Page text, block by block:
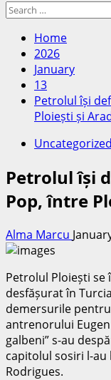
Search
Home
2026
January
13
Petrolul își
Ploiești și
Uncategorized
Petrolul își
Pop, între
Alma Marcu
Petrolul Ploiești
desfășurat în
demersurile
antrenorului
galbeni” s-au
capitolul sosiri l-au
Rodrigues.